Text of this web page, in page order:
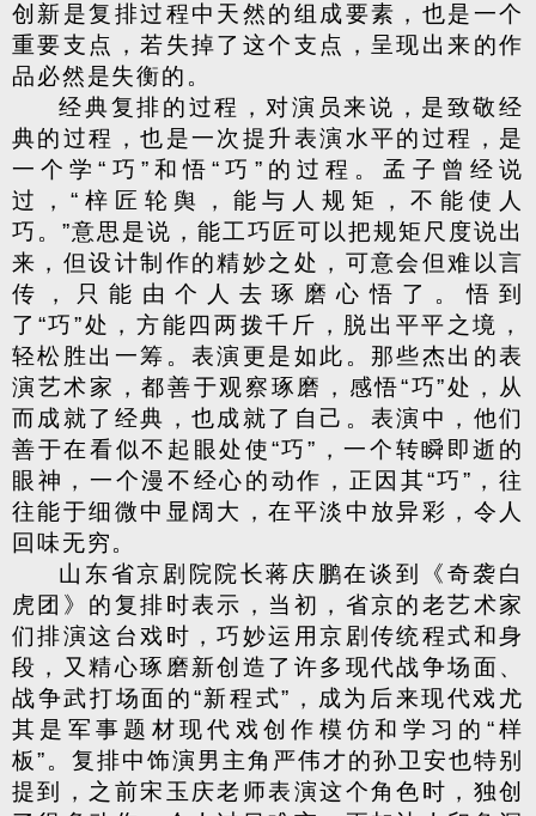
创新是复排过程中天然的组成要素，也是一个
重要支点，若失掉了这个支点，呈现出来的作
品必然是失衡的。
经典复排的过程，对演员来说，是致敬经
典的过程，也是一次提升表演水平的过程，是
一个学“巧”和悟“巧”的过程。孟子曾经说
过，“梓匠轮舆，能与人规矩，不能使人
巧。”意思是说，能工巧匠可以把规矩尺度说出
来，但设计制作的精妙之处，可意会但难以言
传，只能由个人去琢磨心悟了。悟到
了“巧”处，方能四两拨千斤，脱出平平之境，
轻松胜出一筹。表演更是如此。那些杰出的表
演艺术家，都善于观察琢磨，感悟“巧”处，从
而成就了经典，也成就了自己。表演中，他们
善于在看似不起眼处使“巧”，一个转瞬即逝的
眼神，一个漫不经心的动作，正因其“巧”，往
往能于细微中显阔大，在平淡中放异彩，令人
回味无穷。
山东省京剧院院长蒋庆鹏在谈到《奇袭白
虎团》的复排时表示，当初，省京的老艺术家
们排演这台戏时，巧妙运用京剧传统程式和身
段，又精心琢磨新创造了许多现代战争场面、
战争武打场面的“新程式”，成为后来现代戏尤
其是军事题材现代戏创作模仿和学习的“样
板”。复排中饰演男主角严伟才的孙卫安也特别
提到，之前宋玉庆老师表演这个角色时，独创